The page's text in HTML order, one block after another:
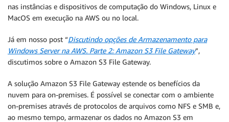
nas instâncias e dispositivos de computação do Windows, Linux e
MacOS em execução na AWS ou no local.
Já em nosso post “Discutindo opções de Armazenamento para
Windows Server na AWS. Parte 2: Amazon S3 File Gateway”,
discutimos sobre o Amazon S3 File Gateway.
A solução Amazon S3 File Gateway estende os benefícios da
nuvem para on-premises. É possível se conectar com o ambiente
on-premises através de protocolos de arquivos como NFS e SMB e,
ao mesmo tempo, armazenar os dados no Amazon S3 em